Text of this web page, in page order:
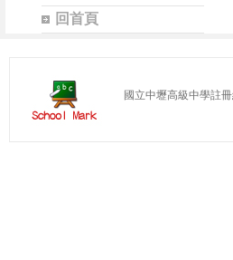
回首頁
國立中壢高級中學註